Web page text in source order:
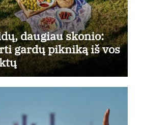
daugiau skonio:
gardų pikniką iš vos